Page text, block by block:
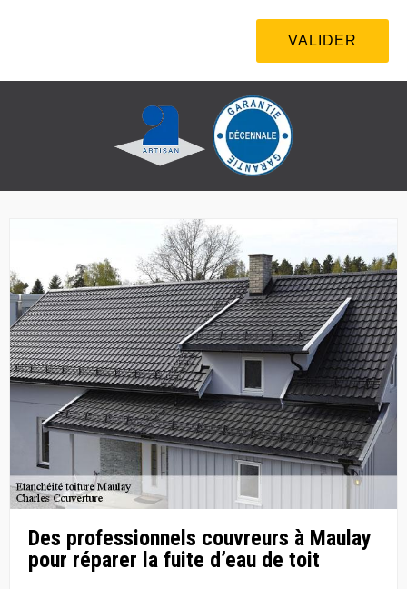
Des professionnels couvreurs à Maulay
pour réparer la fuite d’eau de toit